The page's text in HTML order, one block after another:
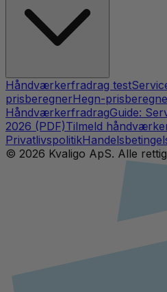
Håndværkerfradrag test
prisberegnerHegn-
HåndværkerfradragGuide:
2026 (PDF)Tilmeld
Privatlivspolitik
© 2026 Kvaligo ApS. Alle